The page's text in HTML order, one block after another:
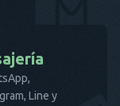
Line y